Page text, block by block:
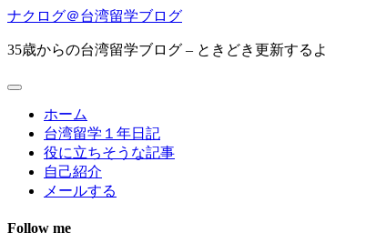
ナクログ＠台湾留学ブログ
35歳からの台湾留学ブログ – ときどき更新するよ
ホーム
台湾留学１年日記
役に立ちそうな記事
自己紹介
メールする
Follow me